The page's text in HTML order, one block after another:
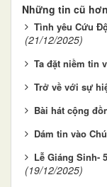
Những tin cũ hơn
Tình yêu Cứu
(21/12/2025)
Ta đặt niềm tin
Trở về với sự
Bài hát cộng
Dám tin vào
Lễ Giáng Sinh-
(19/12/2025)